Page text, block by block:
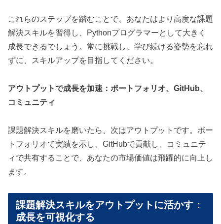
これらのステップを踏むことで、あなたはより高度な課題
解決スキルを習得し、Pythonプログラマーとして大きく
成長できるでしょう。常に挑戦し、学び続ける姿勢を忘れ
ずに、スキルアップを目指してください。
アウトプットで成長を加速：ポートフォリオ、GitHub、
コミュニティ
課題解決スキルを磨いたら、次はアウトプットです。ポー
トフォリオで実績を示し、GitHubで貢献し、コミュニテ
ィで共有することで、あなたの市場価値は飛躍的に向上し
ます。
課題解決スキルをアウトプットに活かす：
成長を可視化する